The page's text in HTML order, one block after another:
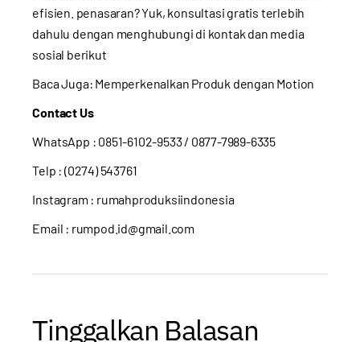
efisien. penasaran? Yuk, konsultasi gratis terlebih
dahulu dengan menghubungi di kontak dan media
sosial berikut
Baca Juga: Memperkenalkan Produk dengan Motion
Contact Us
WhatsApp : 0851-6102-9533/ 0877-7989-6335
Telp : (0274) 543761
Instagram : rumahproduksiindonesia
Email : rumpod.id@gmail.com
Tinggalkan Balasan